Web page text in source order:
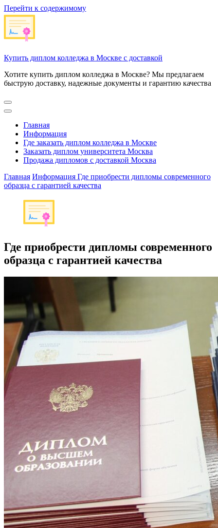
Перейти к содержимому
Купить диплом колледжа в Москве с доставкой
Хотите купить диплом колледжа в Москве? Мы предлагаем
быструю доставку, надежные документы и гарантию качества
Главная
Информация
Где заказать диплом колледжа в Москве
Заказать диплом университета Москва
Продажа дипломов с доставкой Москва
Главная Информация Где приобрести дипломы современного
образца с гарантией качества
Где приобрести дипломы современного
образца с гарантией качества